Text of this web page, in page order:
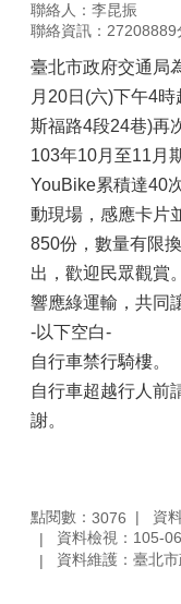
聯絡人：李昆振
聯絡資訊：27208889
臺北市政府交通局
月20日(六)下午4
斯福路4段24巷)再
103年10月至11月
YouBike累積達40
動現場，感應卡片
850份，數量有限
出，歡迎民眾觀賞
響應綠運輸，共同
-以下空白-
自行車禁行騎樓。
自行車超越行人前
謝。
點閱數： 3076
資
資料檢視：105-
資料維護：臺北